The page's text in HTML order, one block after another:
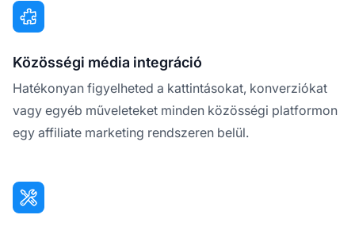
Közösségi média integráció
Hatékonyan figyelheted a kattintásokat, konverziókat
vagy egyéb műveleteket minden közösségi platformon
egy affiliate marketing rendszeren belül.